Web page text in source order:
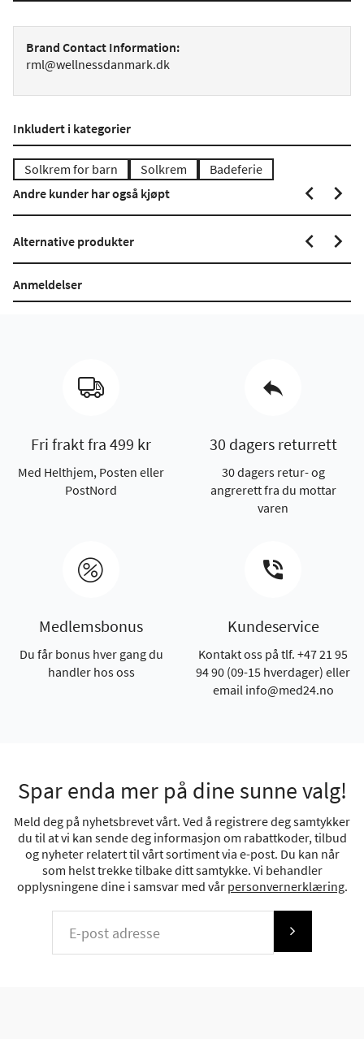
Brand Contact Information:
rml@wellnessdanmark.dk
Inkludert i kategorier
Solkrem for barn Solkrem
Badeferie
Andre kunder har også kjøpt
Alternative produkter
Anmeldelser
Fri frakt fra 499 kr
Med Helthjem, Posten eller
PostNord
30 dagers returrett
30 dagers retur- og
angrerett fra du mottar
varen
Medlemsbonus
Du får bonus hver gang du
handler hos oss
Kundeservice
Kontakt oss på tlf. +47 21 95
94 90 (09-15 hverdager) eller
email info@med24.no
Spar enda mer på dine sunne valg!
Meld deg på nyhetsbrevet vårt. Ved å registrere deg samtykker
du til at vi kan sende deg informasjon om rabattkoder, tilbud
og nyheter relatert til vårt sortiment via e-post. Du kan når
som helst trekke tilbake ditt samtykke. Vi behandler
opplysningene dine i samsvar med vår personvernerklæring.